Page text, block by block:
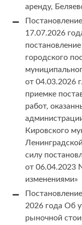
аренду,
17.07.2026
городского
от 04.03.2026
приемке
работ,
Кировского
силу
от 06.04.2023
изменениями»
2026 года Об
рыночной